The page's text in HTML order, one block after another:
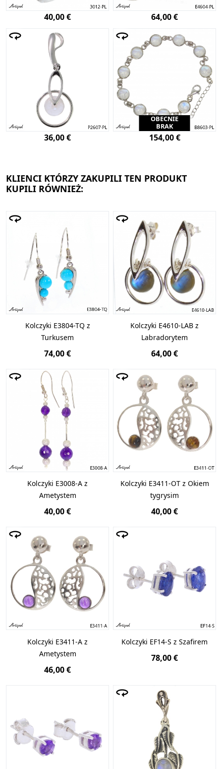
40,00 € 64,00 €
36,00 €
OBECNIE
BRAK
154,00 €
KLIENCI KTÓRZY ZAKUPILI TEN PRODUKT
KUPILI RÓWNIEŻ:
Kolczyki E3804-TQ z
Turkusem
74,00 €
Kolczyki E4610-LAB z
Labradorytem
64,00 €
Kolczyki E3008-A z
Ametystem
40,00 €
Kolczyki E3411-OT z Okiem
tygrysim
40,00 €
Kolczyki E3411-A z
Ametystem
46,00 €
Kolczyki EF14-S z Szafirem
78,00 €